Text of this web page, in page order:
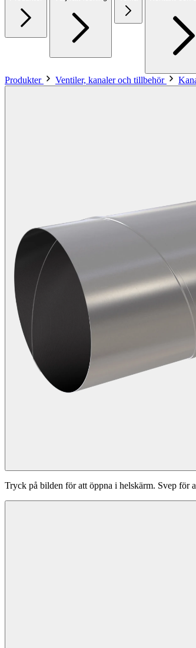
Produkter Ventiler, kanaler och tillbehör
Tryck på bilden för att öppna i helskärm. Svep för